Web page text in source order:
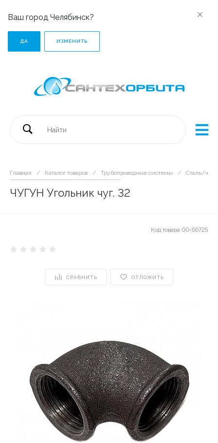
Ваш город Челябинск?
ДА ИЗМЕНИТЬ
Главная / Каталог товаров / Трубопроводные системы / Сталь/
ЧУГУН Угольник чуг. 32
Код товара 00-66725
СРАВНИТЬ ОТЛОЖИТЬ